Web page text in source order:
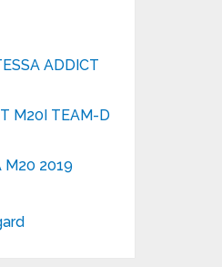
ADDICT
M20I TEAM-D
M20 2019